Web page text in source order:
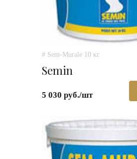
# Sem-Murale 10 кг.
Semin
5 030 руб./шт